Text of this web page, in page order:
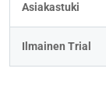
Asiakastuki
Ilmainen Trial